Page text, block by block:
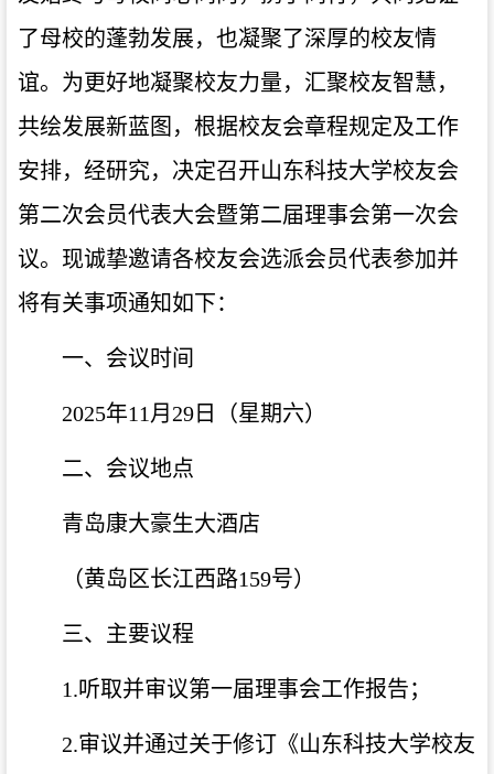
了母校的蓬勃发展，也凝聚了深厚的校友情
谊。为更好地凝聚校友力量，汇聚校友智慧，
共绘发展新蓝图，根据校友会章程规定及工作
安排，经研究，决定召开山东科技大学校友会
第二次会员代表大会暨第二届理事会第一次会
议。现诚挚邀请各校友会选派会员代表参加并
将有关事项通知如下：
一、会议时间
2025年11月29日（星期六）
二、会议地点
青岛康大豪生大酒店
（黄岛区长江西路159号）
三、主要议程
1.听取并审议第一届理事会工作报告；
2.审议并通过关于修订《山东科技大学校友